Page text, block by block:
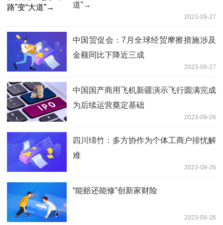
道”→
2023-09-27
中国贸促会：7月全球经贸摩擦措施涉及
金额同比下降近三成
2023-09-27
中国国产商用飞机新疆演示飞行圆满完成
为后续运营奠定基础
2023-09-26
四川绵竹：多方协作为个体工商户排忧解
难
2023-09-26
“能赔还能修”创新家财险
2023-09-26